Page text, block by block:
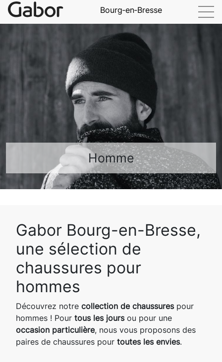
Bourg‑en‑Bresse
Homme
Gabor Bourg-en-Bresse,
une sélection de
chaussures pour
hommes
Découvrez notre collection de chaussurespour
hommes ! Pour tous les joursou pour une
occasion particulière, nous vous proposons des
paires de chaussures pour toutes les envies.